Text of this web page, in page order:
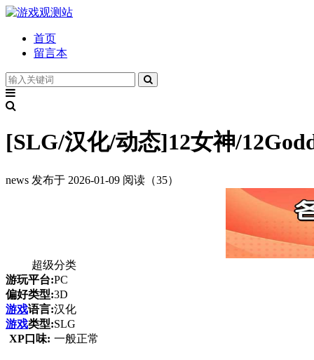
首页
留言本
[SLG/汉化/动态]12女神/
news 发布于 2026-01-09 阅读（35）
超级分类
游玩平台:PC
偏好类型:3D
游戏语言:汉化
游戏类型:SLG
XP口味: 一般正常